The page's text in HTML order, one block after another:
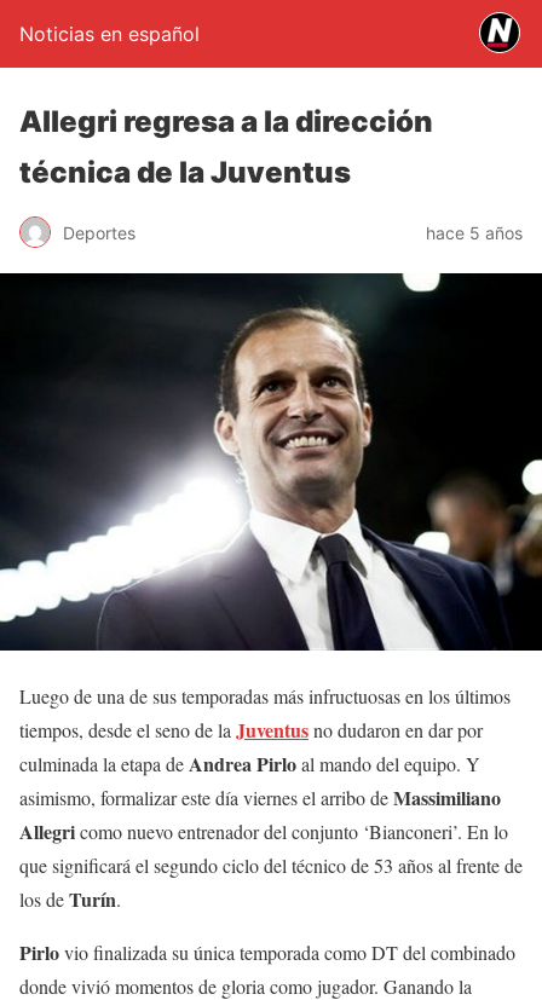
Noticias en español
Allegri regresa a la dirección
técnica de la Juventus
Deportes hace 5 años
Luego de una de sus temporadas más infructuosas en los últimos
tiempos, desde el seno de la Juventusno dudaron en dar por
culminada la etapa deAndreaPirloal mando del equipo. Y
asimismo, formalizar este día viernes el arribo deMassimiliano
Allegricomo nuevo entrenador del conjunto ‘Bianconeri’. En lo
que significará el segundo ciclo del técnico de 53 años al frente de
los deTurín.
Pirlovio finalizada su única temporada como DT del combinado
donde vivió momentos de gloria como jugador. Ganando la